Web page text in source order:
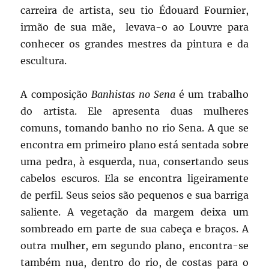
carreira de artista, seu tio Édouard Fournier,
irmão de sua mãe, levava-o ao Louvre para
conhecer os grandes mestres da pintura e da
escultura.
A composição Banhistas no Sena é um trabalho
do artista. Ele apresenta duas mulheres
comuns, tomando banho no rio Sena. A que se
encontra em primeiro plano está sentada sobre
uma pedra, à esquerda, nua, consertando seus
cabelos escuros. Ela se encontra ligeiramente
de perfil. Seus seios são pequenos e sua barriga
saliente. A vegetação da margem deixa um
sombreado em parte de sua cabeça e braços. A
outra mulher, em segundo plano, encontra-se
também nua, dentro do rio, de costas para o